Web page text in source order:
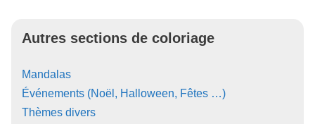
Autres sections de coloriage
Mandalas
Événements (Noël, Halloween, Fêtes …)
Thèmes divers